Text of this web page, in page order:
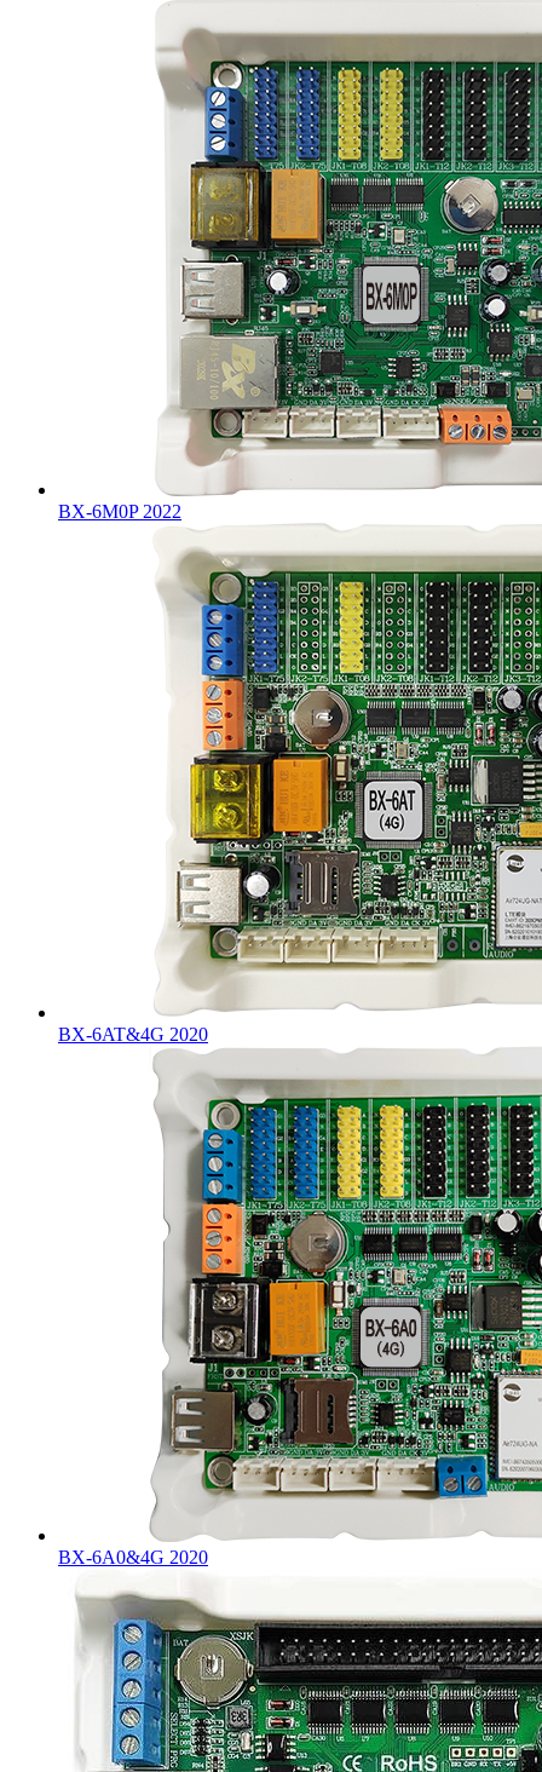
BX-6M0P 2022
BX-6AT&4G 2020
BX-6A0&4G 2020